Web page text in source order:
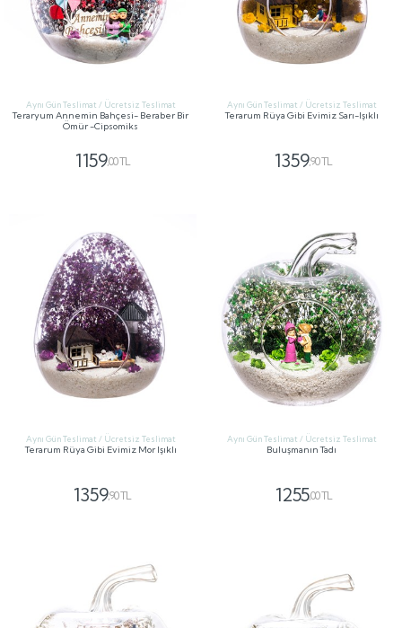
Aynı Gün Teslimat / Ücretsiz Teslimat
Teraryum Annemin Bahçesi- Beraber Bir
Ömür -Cipsomiks
1159,00 TL
Aynı Gün Teslimat / Ücretsiz Teslimat
Terarum Rüya Gibi Evimiz Sarı-Işıklı
1359,90 TL
Aynı Gün Teslimat / Ücretsiz Teslimat
Terarum Rüya Gibi Evimiz Mor Işıklı
1359,90 TL
Aynı Gün Teslimat / Ücretsiz Teslimat
Buluşmanın Tadı
1255,00 TL